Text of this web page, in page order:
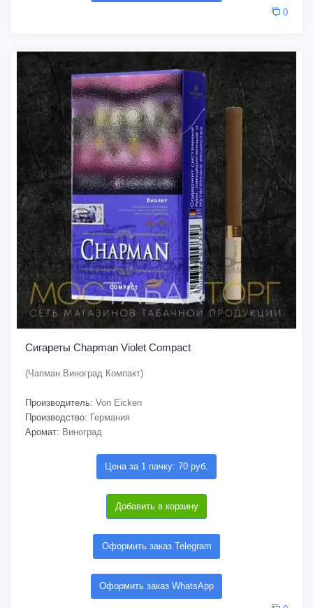
0
Сигареты Chapman Violet Compact
(Чапман Виноград Компакт)
Производитель: Von Eicken
Производство: Германия
Аромат: Виноград
Цена за 1 пачку: 70 руб.
Добавить в корзину
Оформить заказ Telegram
Оформить заказ WhatsApp